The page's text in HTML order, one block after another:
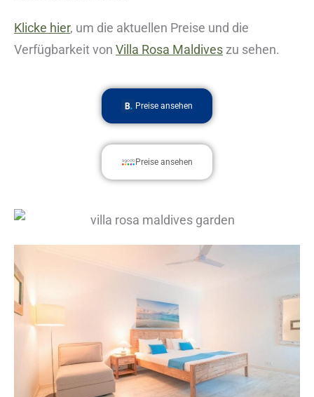
Klicke hier, um die aktuellen Preise und die
Verfügbarkeit von Villa Rosa Maldives zu sehen.
Preise ansehen
Preise ansehen